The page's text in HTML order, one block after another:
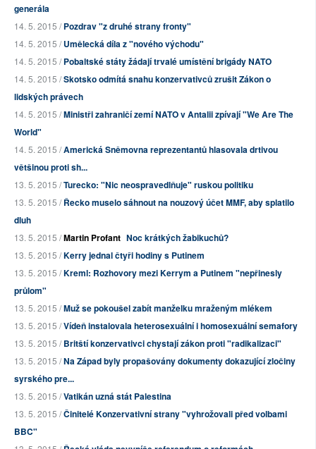
generála
14. 5. 2015 /Pozdrav "z druhé strany fronty"
14. 5. 2015 /Umělecká díla z "nového východu"
14. 5. 2015 /Pobaltské státy žádají trvalé umístění brigády NATO
14. 5. 2015 /Skotsko odmítá snahu konzervativců zrušit Zákon o
lidských právech
14. 5. 2015 /Ministři zahraničí zemí NATO v Antalii zpívají "We Are The
World"
14. 5. 2015 /Americká Sněmovna reprezentantů hlasovala drtivou
většinou proti sh...
13. 5. 2015 /Turecko: "Nic neospravedlňuje" ruskou politiku
13. 5. 2015 /Řecko muselo sáhnout na nouzový účet MMF, aby splatilo
dluh
13. 5. 2015 /Martin Profant Noc krátkých žabikuchů?
13. 5. 2015 /Kerry jednal čtyři hodiny s Putinem
13. 5. 2015 /Kreml: Rozhovory mezi Kerrym a Putinem "nepřinesly
průlom"
13. 5. 2015 /Muž se pokoušel zabít manželku mraženým mlékem
13. 5. 2015 /Vídeň instalovala heterosexuální i homosexuální semafory
13. 5. 2015 /Britští konzervativci chystají zákon proti "radikalizaci"
13. 5. 2015 /Na Západ byly propašovány dokumenty dokazující zločiny
syrského pre...
13. 5. 2015 /Vatikán uzná stát Palestina
13. 5. 2015 /Činitelé Konzervativní strany "vyhrožovali před volbami
BBC"